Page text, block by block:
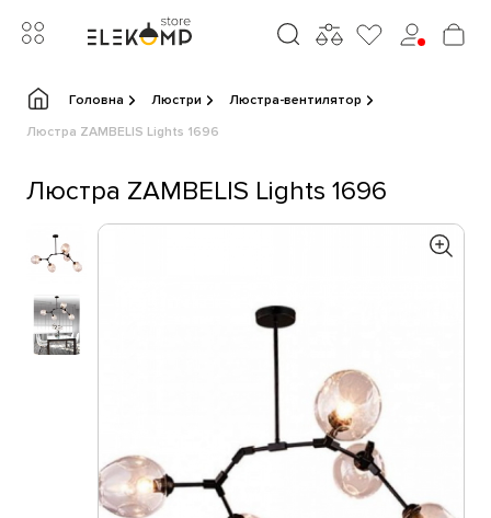
Головна Люстри
Люстра-вентилятор
Люстра ZAMBELIS Lights 1696
Люстра ZAMBELIS Lights 1696